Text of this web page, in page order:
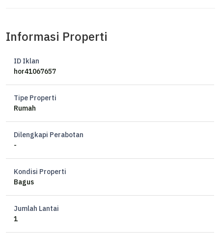
Informasi Properti
ID Iklan
hor41067657
Tipe Properti
Rumah
Dilengkapi Perabotan
-
Kondisi Properti
Bagus
Jumlah Lantai
1